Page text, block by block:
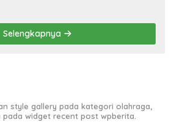
Selengkapnya
style gallery pada kategori olahraga,
widget recent post wpberita.